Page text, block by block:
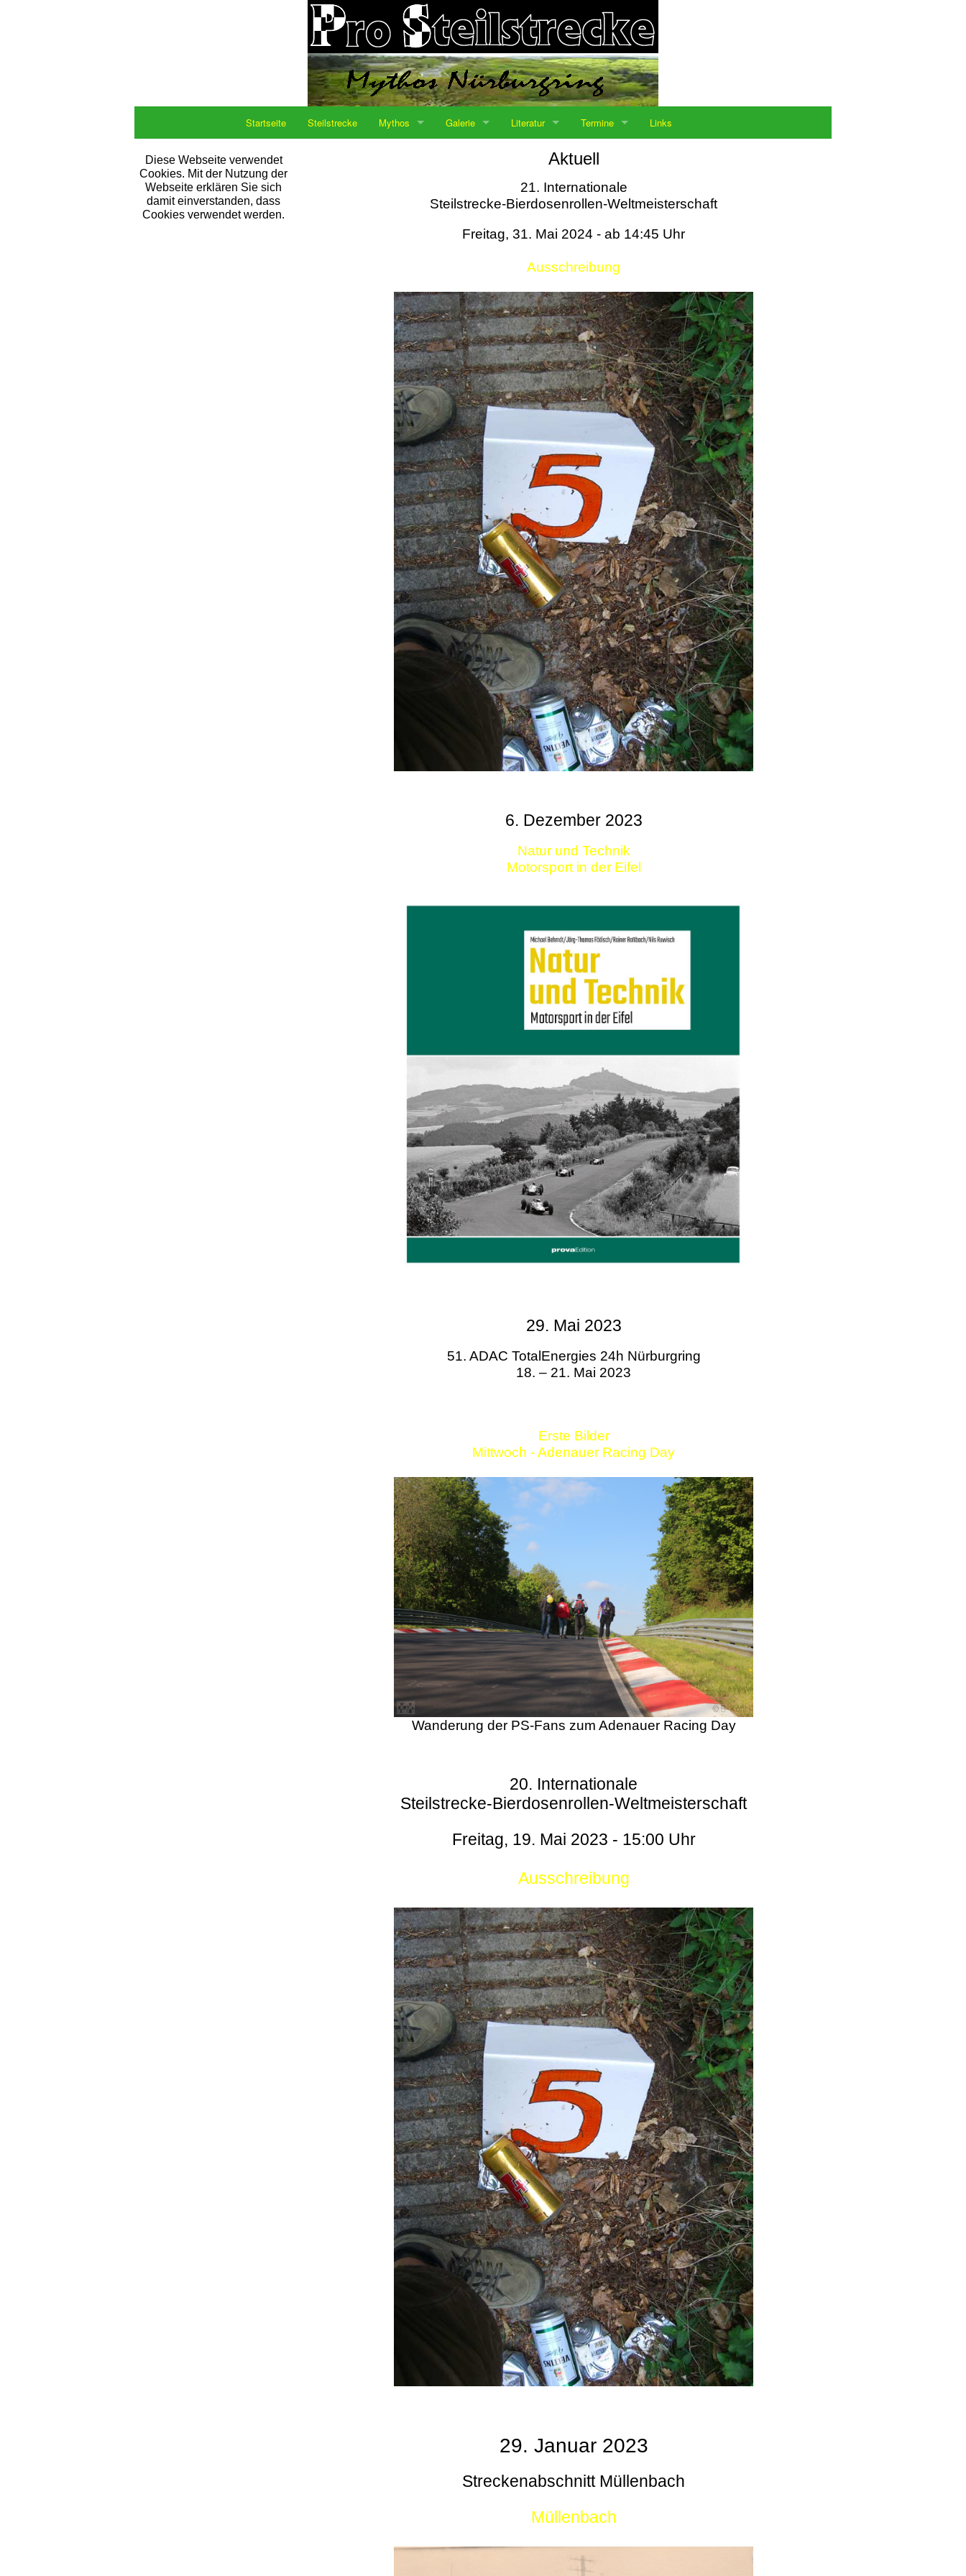
Startseite Steilstrecke Mythos Galerie Literatur Termine Links
Diese Webseite verwendet
Cookies. Mit der Nutzung der
Webseite erklären Sie sich
damit einverstanden, dass
Cookies verwendet werden.
Aktuell
21. Internationale
Steilstrecke-Bierdosenrollen-Weltmeisterschaft
Freitag, 31. Mai 2024 - ab 14:45 Uhr
Ausschreibung
6. Dezember 2023
Natur und Technik
Motorsport in der Eifel
29. Mai 2023
51. ADAC TotalEnergies 24h Nürburgring
18. – 21. Mai 2023
Erste Bilder
Mittwoch - Adenauer Racing Day
Wanderung der PS-Fans zum Adenauer Racing Day
20. Internationale
Steilstrecke-Bierdosenrollen-Weltmeisterschaft
Freitag, 19. Mai 2023 - 15:00 Uhr
Ausschreibung
29. Januar 2023
Streckenabschnitt Müllenbach
Müllenbach